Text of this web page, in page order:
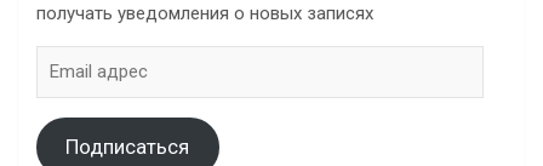
получать уведомления о новых записях
адрес
Подписаться